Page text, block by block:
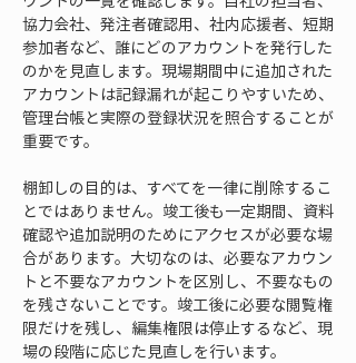
協力会社、発注者確認用、社内応援者、短期
参加者など、誰にどのアカウントを発行した
のかを見直します。現場期間中に追加された
アカウントは記録漏れが起こりやすいため、
管理台帳と実際の登録状況を照合することが
重要です。
棚卸しの目的は、すべてを一律に削除するこ
とではありません。竣工後も一定期間、資料
確認や追加説明のためにアクセスが必要な場
合があります。大切なのは、必要なアカウン
トと不要なアカウントを区別し、不要なもの
を残さないことです。竣工後に必要な閲覧権
限だけを残し、編集権限は停止するなど、現
場の段階に応じた見直しを行います。